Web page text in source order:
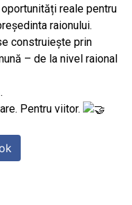
reale pentru
raionului.
construiește prin
– de la nivel raional
Pentru viitor.